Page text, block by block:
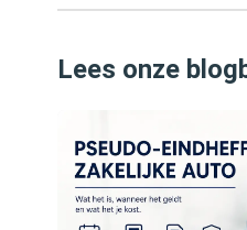
Lees onze